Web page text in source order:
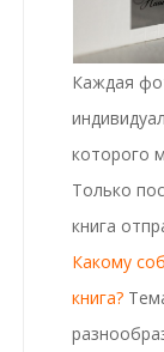
Каждая
которого
Только
книга
Какому
книга?